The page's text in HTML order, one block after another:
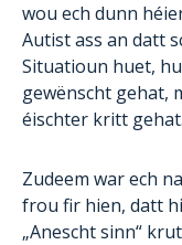
wou ech dunn
Autist ass an datt
Situatioun huet,
gewënscht gehat,
éischter kritt gehat.
Zudeem war ech
frou fir hien, datt
„Anescht sinn“